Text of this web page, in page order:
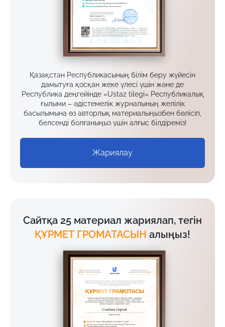
Қазақстан Республикасының білім беру жүйесін
дамытуға қосқан жеке үлесі үшін және де
Республика деңгейінде «Ustaz tilegi» Республикалық
ғылыми – әдістемелік журналының желілік
басылымына өз авторлық материалыңызбен бөлісіп,
белсенді болғаныңыз үшін алғыс білдіреміз!
Жариялау
Сайтқа 25 материал жариялап, тегін
ҚҰРМЕТ ГРОМАТАСЫН алыңыз!